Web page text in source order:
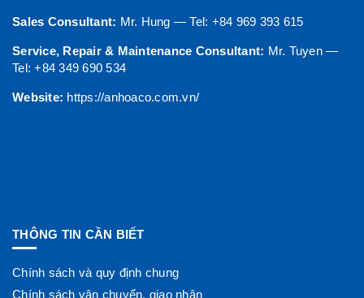
Sales Consultant: Mr. Hung — Tel: +84 969 393 615
Service, Repair & Maintenance Consultant: Mr. Tuyen —
Tel: +84 349 690 534
Website: https://anhoaco.com.vn/
THÔNG TIN CẦN BIẾT
Chính sách và quy định chung
Chính sách vận chuyển, giao nhận